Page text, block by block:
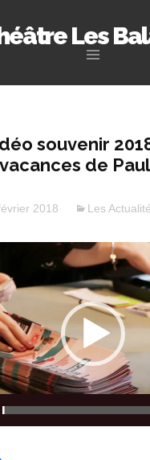
Les
principal
souvenir
vacances de
2018 Les